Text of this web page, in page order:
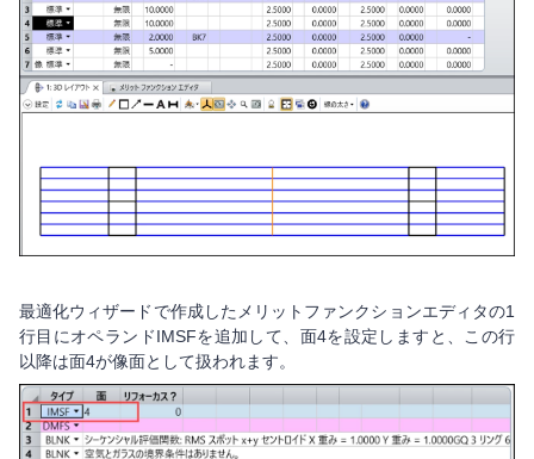
最適化ウィザードで作成したメリットファンクションエディタの1
行目にオペランドIMSFを追加して、面4を設定しますと、この行
以降は面4が像面として扱われます。